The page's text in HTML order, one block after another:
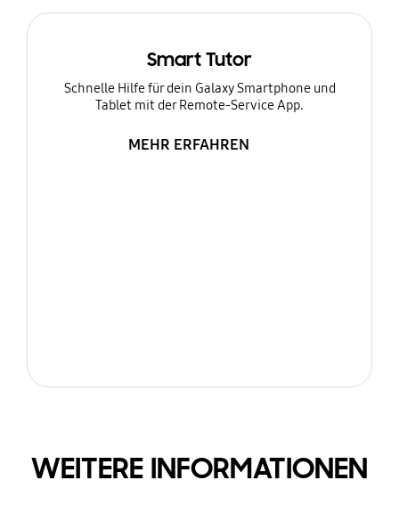
Smart Tutor
Schnelle Hilfe für dein Galaxy Smartphone und
Tablet mit der Remote-Service App.
MEHR ERFAHREN
WEITERE INFORMATIONEN